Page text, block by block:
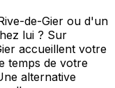
de-Gier ou d'un
lui ? Sur
accueillent votre
temps de votre
alternative